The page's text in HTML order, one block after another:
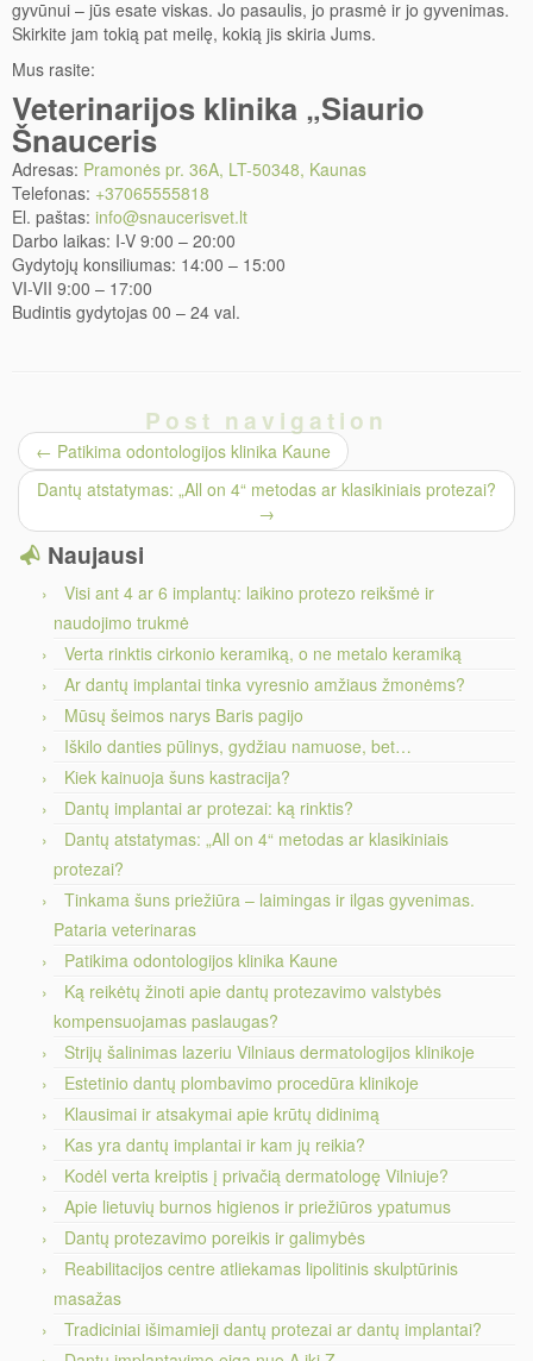
gyvūnui – jūs esate viskas. Jo pasaulis, jo prasmė ir jo gyvenimas.
Skirkite jam tokią pat meilę, kokią jis skiria Jums.
Mus rasite:
Veterinarijos klinika „Siaurio
Šnauceris
Adresas: Pramonės pr. 36A, LT-50348, Kaunas
Telefonas: +37065555818
El. paštas: info@snaucerisvet.lt
Darbo laikas: I-V 9:00 – 20:00
Gydytojų konsiliumas: 14:00 – 15:00
VI-VII 9:00 – 17:00
Budintis gydytojas 00 – 24 val.
Post navigation
← Patikima odontologijos klinika Kaune
Dantų atstatymas: „All on 4“ metodas ar klasikiniais protezai?
→
Naujausi
Visi ant 4 ar 6 implantų: laikino protezo reikšmė ir
naudojimo trukmė
Verta rinktis cirkonio keramiką, o ne metalo keramiką
Ar dantų implantai tinka vyresnio amžiaus žmonėms?
Mūsų šeimos narys Baris pagijo
Iškilo danties pūlinys, gydžiau namuose, bet…
Kiek kainuoja šuns kastracija?
Dantų implantai ar protezai: ką rinktis?
Dantų atstatymas: „All on 4“ metodas ar klasikiniais
protezai?
Tinkama šuns priežiūra – laimingas ir ilgas gyvenimas.
Pataria veterinaras
Patikima odontologijos klinika Kaune
Ką reikėtų žinoti apie dantų protezavimo valstybės
kompensuojamas paslaugas?
Strijų šalinimas lazeriu Vilniaus dermatologijos klinikoje
Estetinio dantų plombavimo procedūra klinikoje
Klausimai ir atsakymai apie krūtų didinimą
Kas yra dantų implantai ir kam jų reikia?
Kodėl verta kreiptis į privačią dermatologę Vilniuje?
Apie lietuvių burnos higienos ir priežiūros ypatumus
Dantų protezavimo poreikis ir galimybės
Reabilitacijos centre atliekamas lipolitinis skulptūrinis
masažas
Tradiciniai išimamieji dantų protezai ar dantų implantai?